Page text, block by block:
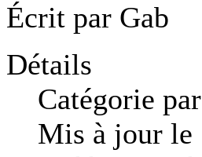
Écrit par Gab
Détails
Catégorie
Mis à jour le